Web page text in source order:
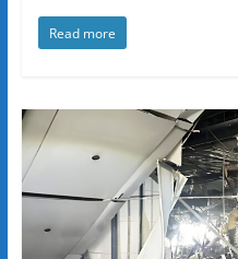
Read more